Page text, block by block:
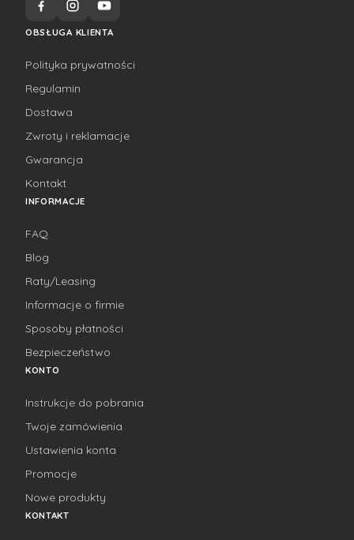
OBSŁUGA KLIENTA
Polityka prywatności
Regulamin
Dostawa
Zwroty i reklamacje
Gwarancja
Kontakt
INFORMACJE
FAQ
Blog
Raty/Leasing
Informacje o firmie
Sposoby płatności
Bezpieczeństwo
KONTO
Instrukcje do pobrania
Twoje zamówienia
Ustawienia konta
Promocje
Nowe produkty
KONTAKT